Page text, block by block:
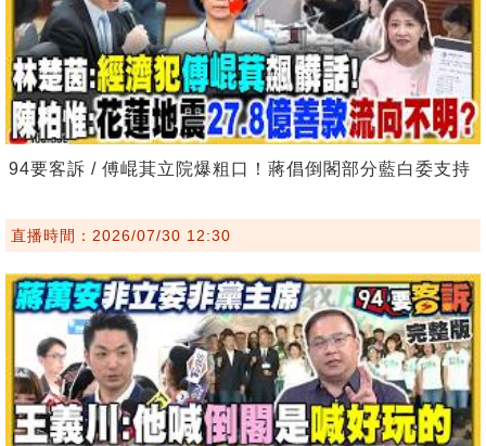
94要客訴 / 傅崐萁立院爆粗口！蔣倡倒閣部分藍白委支持
直播時間：2026/07/30 12:30